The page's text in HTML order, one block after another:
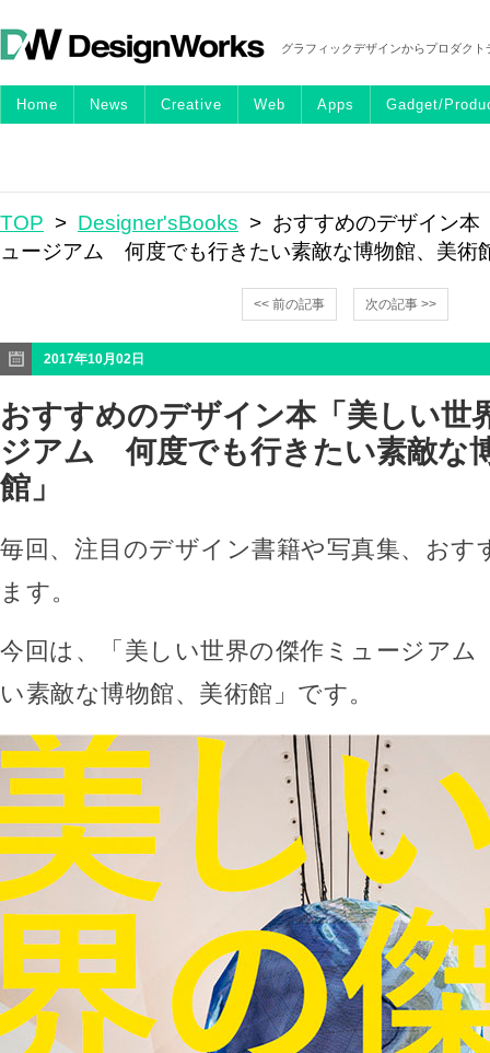
グラフィックデザインからプロダク
Home News Creative Web Apps Gadget/
TOP > Designer'sBooks > おすすめのデザイン本
ュージアム 何度でも行きたい素敵な博物館、美術
<< 前の記事 次の記事 >>
2017年10月02日
おすすめのデザイン本「美しい世
ジアム 何度でも行きたい素敵な
館」
毎回、注目のデザイン書籍や写真集、おす
ます。
今回は、「美しい世界の傑作ミュージア
い素敵な博物館、美術館」です。